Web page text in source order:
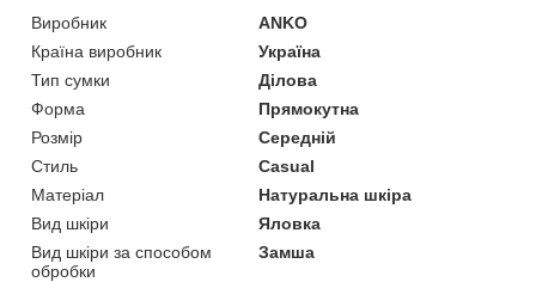
Виробник
ANKO
Країна виробник
Україна
Тип сумки
Ділова
Форма
Прямокутна
Розмір
Середній
Стиль
Casual
Матеріал
Натуральна шкіра
Вид шкіри
Яловка
Вид шкіри за способом
обробки
Замша